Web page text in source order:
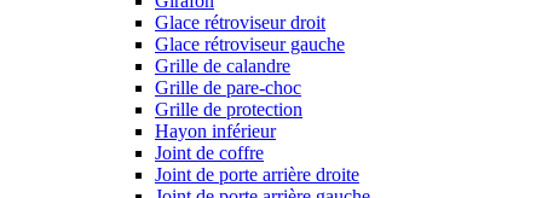
Glace rétroviseur droit
Glace rétroviseur gauche
Grille de calandre
Grille de pare-choc
Grille de protection
Hayon inférieur
Joint de coffre
Joint de porte arrière droite